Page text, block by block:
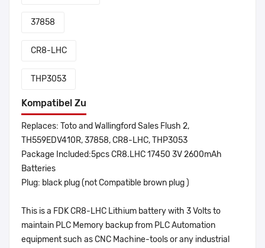
37858
CR8-LHC
THP3053
Kompatibel Zu
Replaces: Toto and Wallingford Sales Flush 2,
TH559EDV410R, 37858, CR8-LHC, THP3053
Package Included:5pcs CR8.LHC 17450 3V 2600mAh
Batteries
Plug: black plug (not Compatible brown plug )
This is a FDK CR8-LHC Lithium battery with 3 Volts to
maintain PLC Memory backup from PLC Automation
equipment such as CNC Machine-tools or any industrial